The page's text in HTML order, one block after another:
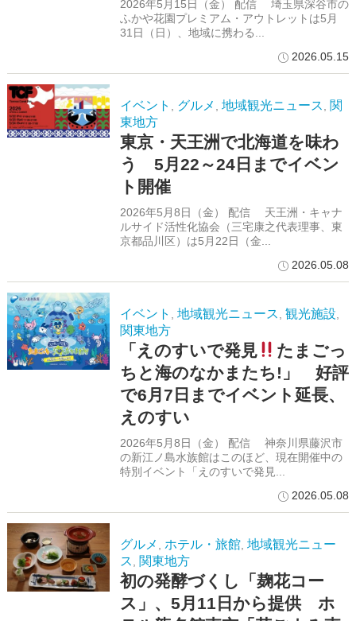
2026年5月15日（金） 配信 埼玉県深谷市の
ふかや花園プレミアム・アウトレットは5月
31日（日）、地域に携わる...
2026.05.15
イベント , グルメ , 地域観光ニュース, 関
東地方
東京・天王洲で北海道を味わ
う 5月22～24日までイベン
ト開催
2026年5月8日（金） 配信 天王洲・キャナ
ルサイド活性化協会（三宅康之代表理事、東
京都品川区）は5月22日（金...
2026.05.08
イベント , 地域観光ニュース, 観光施設,
関東地方
「えのすいで発見
たまごっ
ちと海のなかまたち!」 好評
で6月7日までイベント延長、
えのすい
2026年5月8日（金） 配信 神奈川県藤沢市
の新江ノ島水族館はこのほど、現在開催中の
特別イベント「えのすいで発見...
2026.05.08
グルメ , ホテル・旅館, 地域観光ニュー
ス, 関東地方
初の発酵づくし「麹花コー
ス」、5月11日から提供 ホ